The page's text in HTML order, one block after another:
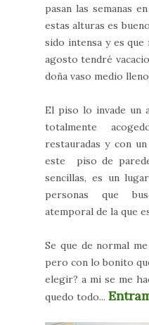
pasan las semanas
estas alturas es
sido intensa y es
agosto tendré
doña vaso medio
El piso lo invade un
totalmente
restauradas y con
este piso de
sencillas, es un
personas que
atemporal de la que
Se que de normal
pero con lo bonito
elegir? a mi se me
quedo todo...